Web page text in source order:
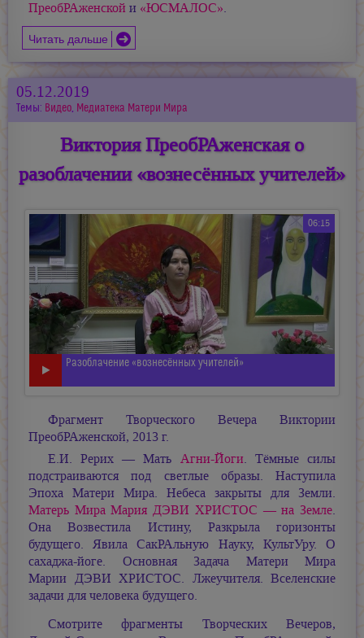
ПреобРАженской и «ЮСМАЛОС».
Читать дальше
05.12.2019
Темы: Видео, Медиатека Матери Мира
Виктория ПреобРАженская о
разоблачении «вознесённых учителей»
06:15
Разоблачение «вознесённых учителей»
Фрагмент Творческого Вечера Виктории
ПреобРАженской, 2013 г.
Е.И. Рерих — Мать Агни-Йоги. Тёмные силы
подстраиваются под светлые образы. Наступила
Эпоха Матери Мира. Небеса закрыты для Земли.
Матерь МираМария ДЭВИ ХРИСТОС —на Земле.
Она Возвестила Истину, Разкрыла горизонты
будущего. Явила СакРАльную Науку, КультУру. О
сахаджа-йоге. Основная Задача Матери Мира
Марии ДЭВИ ХРИСТОС. Лжеучителя. Вселенские
задачи для человека будущего.
Смотрите фрагменты Творческих Вечеров,